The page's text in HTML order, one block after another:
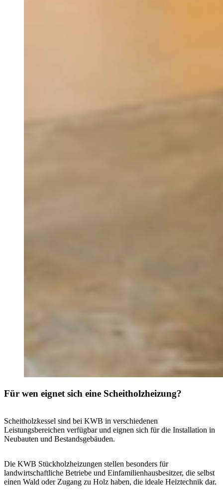
Für wen eignet sich eine Scheitholzheizung?
Scheitholzkessel sind bei KWB in verschiedenen
Leistungsbereichen verfügbar und eignen sich für die Installation in
Neubauten und Bestandsgebäuden.
Die KWB Stückholzheizungen stellen besonders für
landwirtschaftliche Betriebe und Einfamilienhausbesitzer, die selbst
einen Wald oder Zugang zu Holz haben, die ideale Heiztechnik dar.